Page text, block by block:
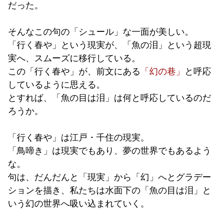
だった。
そんなこの句の「シュール」な一面が美しい。
「行く春や」という現実が、「魚の泪」という超現
実へ、スムーズに移行している。
この「行く春や」が、前文にある 「幻の巷」
と呼応
しているように思える。
とすれば、「魚の目は泪」は何と呼応しているのだ
ろうか。
「行く春や」は江戸・千住の現実。
「鳥啼き」は現実でもあり、夢の世界でもあるよう
な。
句は、だんだんと「現実」から「幻」へとグラデー
ションを描き、私たちは水面下の「魚の目は泪」と
いう幻の世界へ吸い込まれていく。